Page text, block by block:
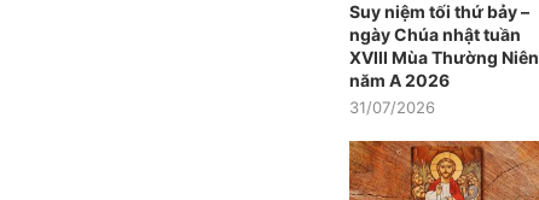
Suy niệm tối thứ bảy –
ngày Chúa nhật tuần
XVIII Mùa Thường Niên
năm A 2026
31/07/2026